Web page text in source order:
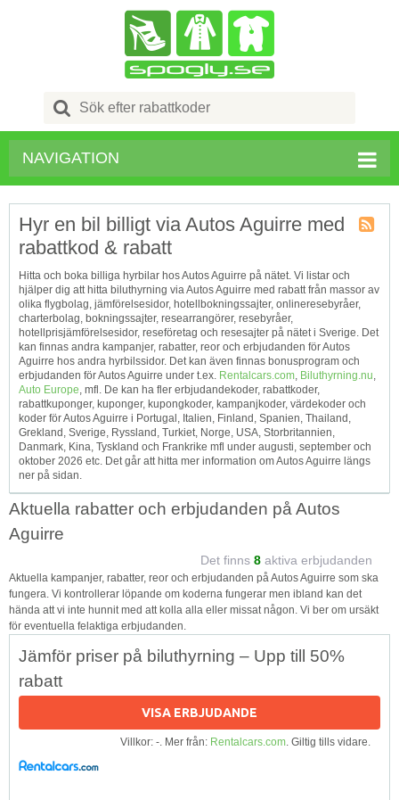
Search
for:
NAVIGATION
Hyr en bil billigt via Autos Aguirre med
rabattkod & rabatt
Hitta och boka billiga hyrbilar hos Autos Aguirre på nätet. Vi listar och
hjälper dig att hitta biluthyrning via Autos Aguirre med rabatt från massor av
olika flygbolag, jämförelsesidor, hotellbokningssajter, onlineresebyråer,
charterbolag, bokningssajter, researrangörer, resebyråer,
hotellprisjämförelsesidor, reseföretag och resesajter på nätet i Sverige. Det
kan finnas andra kampanjer, rabatter, reor och erbjudanden för Autos
Aguirre hos andra hyrbilssidor. Det kan även finnas bonusprogram och
erbjudanden för Autos Aguirre under t.ex. Rentalcars.com, Biluthyrning.nu,
Auto Europe, mfl. De kan ha fler erbjudandekoder, rabattkoder,
rabattkuponger, kuponger, kupongkoder, kampanjkoder, värdekoder och
koder för Autos Aguirre i Portugal, Italien, Finland, Spanien, Thailand,
Grekland, Sverige, Ryssland, Turkiet, Norge, USA, Storbritannien,
Danmark, Kina, Tyskland och Frankrike mfl under augusti, september och
oktober 2026 etc. Det går att hitta mer information om Autos Aguirre längs
ner på sidan.
Aktuella rabatter och erbjudanden på Autos
Aguirre
Det finns 8 aktiva erbjudanden
Aktuella kampanjer, rabatter, reor och erbjudanden på Autos Aguirre som ska
fungera. Vi kontrollerar löpande om koderna fungerar men ibland kan det
hända att vi inte hunnit med att kolla alla eller missat någon. Vi ber om ursäkt
för eventuella felaktiga erbjudanden.
Jämför priser på biluthyrning – Upp till 50%
rabatt
VISA ERBJUDANDE
Villkor: -. Mer från: Rentalcars.com. Giltig tills vidare.